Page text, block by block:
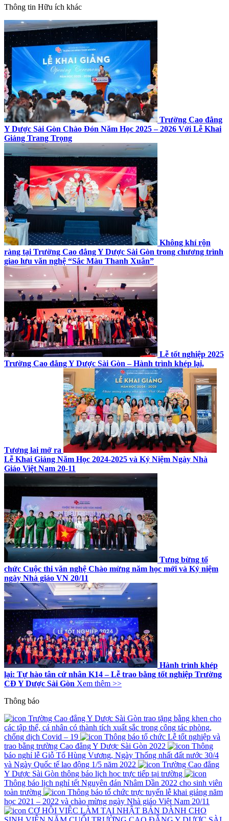
Thông tin Hữu ích khác
Trường Cao đẳng
Y Dược Sài Gòn Chào Đón Năm Học 2025 – 2026 Với Lễ Khai
Giảng Trang Trọng
Không khí rộn
ràng tại Trường Cao đẳng Y Dược Sài Gòn trong chương trình
giao lưu văn nghệ “Sắc Màu Thanh Xuân”
Lễ tốt nghiệp 2025
Trường Cao đẳng Y Dược Sài Gòn – Hành trình khép lại,
Tương lai mở ra
Lễ Khai Giảng Năm Học 2024-2025 và Kỷ Niệm Ngày Nhà
Giáo Việt Nam 20-11
Tưng bừng tổ
chức Cuộc thi văn nghệ Chào mừng năm học mới và Kỷ niệm
ngày Nhà giáo VN 20/11
Hành trình khép
lại: Tự hào tân cử nhân K14 – Lễ trao bằng tốt nghiệp Trường
CĐ Y Dược Sài Gòn Xem thêm >>
Thông báo
Trường Cao đẳng Y Dược Sài Gòn trao tặng bằng khen cho
các tập thể, cá nhân có thành tích xuất sắc trong công tác phòng,
chống dịch Covid – 19
Thông báo tổ chức Lễ tốt nghiệp và
trao bằng trường Cao đẳng Y Dược Sài Gòn 2022
Thông
báo nghỉ lễ Giỗ Tổ Hùng Vương, Ngày Thống nhất đất nước 30/4
và Ngày Quốc tế lao động 1/5 năm 2022
Trường Cao đẳng
Y Dược Sài Gòn thông báo lịch học trực tiếp tại trường
Thông báo lịch nghỉ tết Nguyên đán Nhâm Dần 2022 cho sinh viên
toàn trường
Thông báo tổ chức trực tuyến lễ khai giảng năm
học 2021 – 2022 và chào mừng ngày Nhà giáo Việt Nam 20/11
CƠ HỘI VIỆC LÀM TẠI NHẬT BẢN DÀNH CHO